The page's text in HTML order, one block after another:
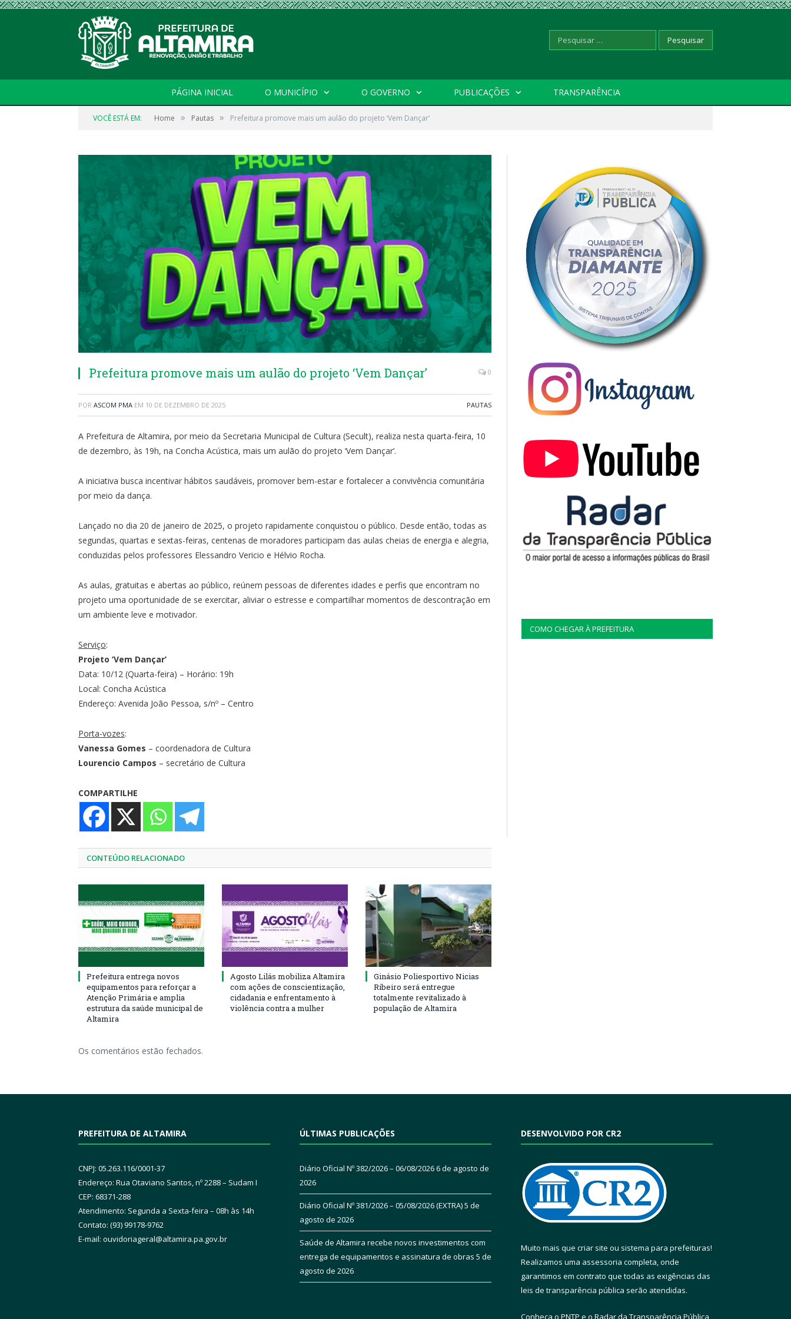
Pesquisar
PÁGINA INICIAL O MUNICÍPIO O GOVERNO PUBLICAÇÕES TRANSPARÊNCIA
VOCÊ ESTÁ EM: Home » Pautas » Prefeitura promove mais um aulão do projeto ‘Vem Dançar’
Prefeitura promove mais um aulão do projeto ‘Vem Dançar’ 0
POR ASCOM PMA EM 10 DE DEZEMBRO DE 2025 PAUTAS
A Prefeitura de Altamira, por meio da Secretaria Municipal de Cultura (Secult), realiza nesta quarta-feira, 10
de dezembro, às 19h, na Concha Acústica, mais um aulão do projeto ‘Vem Dançar’.
A iniciativa busca incentivar hábitos saudáveis, promover bem-estar e fortalecer a convivência comunitária
por meio da dança.
Lançado no dia 20 de janeiro de 2025, o projeto rapidamente conquistou o público. Desde então, todas as
segundas, quartas e sextas-feiras, centenas de moradores participam das aulas cheias de energia e alegria,
conduzidas pelos professores Elessandro Vericio e Hélvio Rocha.
As aulas, gratuitas e abertas ao público, reúnem pessoas de diferentes idades e perfis que encontram no
projeto uma oportunidade de se exercitar, aliviar o estresse e compartilhar momentos de descontração em
um ambiente leve e motivador.
Serviço:
Projeto ‘Vem Dançar’
Data: 10/12 (Quarta-feira) – Horário: 19h
Local: Concha Acústica
Endereço: Avenida João Pessoa, s/nº – Centro
Porta-vozes:
Vanessa Gomes – coordenadora de Cultura
Lourencio Campos – secretário de Cultura
COMPARTILHE
CONTEÚDO RELACIONADO
Prefeitura entrega novos
equipamentos para reforçar a
Atenção Primária e amplia
estrutura da saúde municipal de
Altamira
Agosto Lilás mobiliza Altamira
com ações de conscientização,
cidadania e enfrentamento à
violência contra a mulher
Ginásio Poliesportivo Nicias
Ribeiro será entregue
totalmente revitalizado à
população de Altamira
Os comentários estão fechados.
COMO CHEGAR À PREFEITURA
PREFEITURA DE ALTAMIRA
CNPJ: 05.263.116/0001-37
Endereço: Rua Otaviano Santos, nº 2288 – Sudam I
CEP: 68371-288
Atendimento: Segunda a Sexta-feira – 08h às 14h
Contato: (93) 99178-9762
E-mail: ouvidoriageral@altamira.pa.gov.br
ÚLTIMAS PUBLICAÇÕES
Diário Oficial Nº 382/2026 – 06/08/20266 de agosto de
2026
Diário Oficial Nº 381/2026 – 05/08/2026 (EXTRA)5 de
agosto de 2026
Saúde de Altamira recebe novos investimentos com
entrega de equipamentos e assinatura de obras 5 de
agosto de 2026
DESENVOLVIDO POR CR2
Muito mais que criar site ou sistema para prefeituras!
Realizamos uma assessoria completa, onde
garantimos em contrato que todas as exigências das
leis de transparência pública serão atendidas.
Conheça o PNTP e o Radar da Transparência Pública